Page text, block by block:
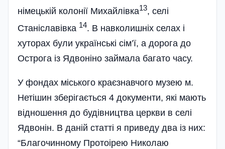
німецькій колонії Михайлівка13, селі
Станіславівка 14. В навколишніх селах і
хуторах були українські сім’ї, а дорога до
Острога із Ядвоніно займала багато часу.
У фондах міського краєзнавчого музею м.
Нетішин зберігається 4 документи, які мають
відношення до будівництва церкви в селі
Ядвонін. В даній статті я приведу два із них:
“Благочинному Протоірею Николаю